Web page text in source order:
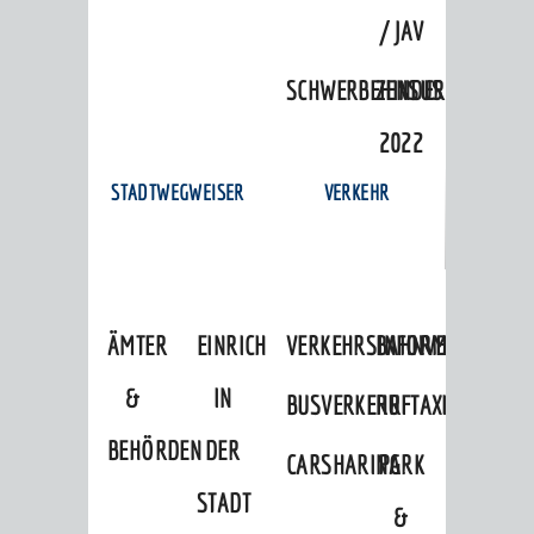
/ JAV
ZENSUS
2022
STADTWEGWEISER
ÄMTER
&
BEHÖRDEN
EINRICHTUNGEN
IN
DER
STADT
VERKEHR
VERKEHRSINFORMATIONEN
BAHNVERKEHR
BUSVERKEHRRUFTAXI
CARSHARINGPARK
&